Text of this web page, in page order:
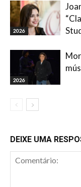
2026
2026
DEIXE UMA